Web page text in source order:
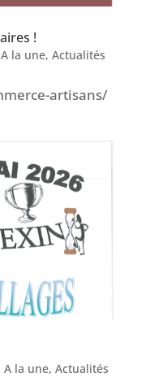
!
A la une, Actualités
artisans/
A la une, Actualités